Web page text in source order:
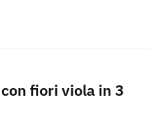
fiori viola in 3